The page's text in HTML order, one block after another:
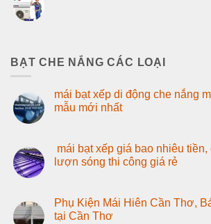
BẠT CHE NẮNG CÁC LOẠI
mái bạt xếp di động che nắng
mẫu mới nhất
mái bạt xếp giá bao nhiêu
lượn sóng thi công giá rẻ
Phụ Kiện Mái Hiên Cần Thơ,
tại Cần Thơ